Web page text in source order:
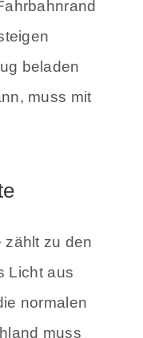
beladen
muss mit
zählt zu den
Licht aus
normalen
muss